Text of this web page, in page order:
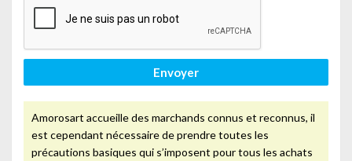
Envoyer
Amorosart accueille des marchands connus et reconnus, il
est cependant nécessaire de prendre toutes les
précautions basiques qui s’imposent pour tous les achats